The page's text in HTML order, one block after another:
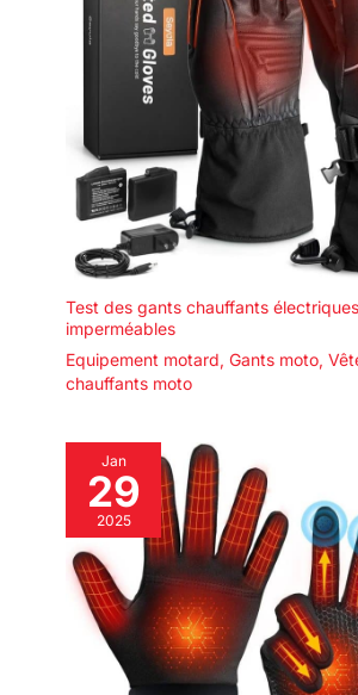
Test des gants chauffants électriques
imperméables
Equipement motard, Gants moto,
chauffants moto
Jan
29
2025